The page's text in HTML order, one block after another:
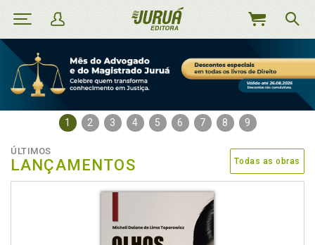
MEU
1 2 3 4 5 6 7 8 9
ÚLTIMOS
LANÇAMENTOS Todas as obras